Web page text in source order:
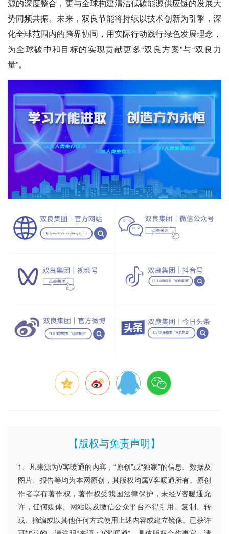
源的深度整合，更与全球构建清洁低碳能源供应链的发展大
势同频共振。未来，双良节能将持续以技术创新为引擎，深
化全球范围内的跨界协同，用实际行动践行绿色发展理念，
为全球碳中和目标的实现贡献更多“双良方案”与“双良力
量”。
【版权与免责声明】
1、凡来源为V客暖通的内容，“原创”或“独家”的信息、数据及
图片、报告等均为本网原创，其版权均属V客暖通所有。原创
作者享有著作权，著作权受我国法律保护，未经V客暖通允
许，任何媒体、网站以及微信公众平台不得引用、复制、转
载、摘编或以其他任何方式使用上述内容或建立镜像。已获许